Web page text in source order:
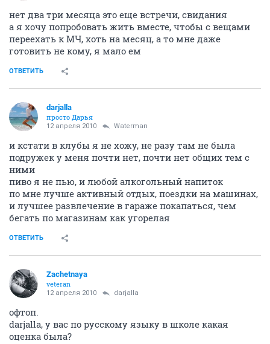
нет два три месяца это еще встречи, свидания
а я хочу попробовать жить вместе, чтобы с вещами
переехать к МЧ, хоть на месяц, а то мне даже
готовить не кому, я мало ем
ОТВЕТИТЬ
darjalla
просто Дарья
12 апреля 2010 Waterman
и кстати в клубы я не хожу, не разу там не была
подружек у меня почти нет, почти нет общих тем с
ними
пиво я не пью, и любой алкогольный напиток
по мне лучше активный отдых, поездки на машинах,
и лучшее развлечение в гараже покапаться, чем
бегать по магазинам как угорелая
ОТВЕТИТЬ
Zachetnaya
veteran
12 апреля 2010 darjalla
офтоп.
darjalla, у вас по русскому языку в школе какая
оценка была?